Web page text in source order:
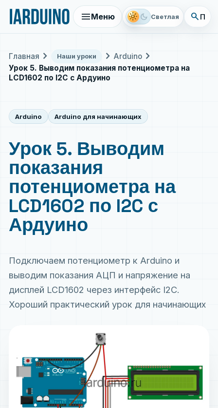
menuМеню light_mode dark_mode Светлая search
Главная chevron_right Наши уроки chevron_right Arduino chevron_right
Урок 5. Выводим показания потенциометра на
LCD1602 по I2C с Ардуино
Arduino Arduino для начинающих
Урок 5. Выводим
показания
потенциометра на
LCD1602 по I2C с
Ардуино
Подключаем потенциометр к Arduino и
выводим показания АЦП и напряжение на
дисплей LCD1602 через интерфейс I2C.
Хороший практический урок для начинающих